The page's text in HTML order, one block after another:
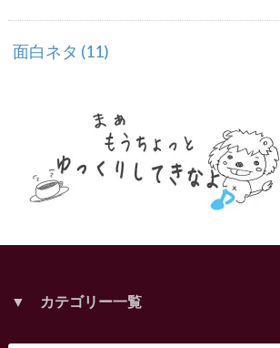
面白ネタ (11)
▼ カテゴリー一覧